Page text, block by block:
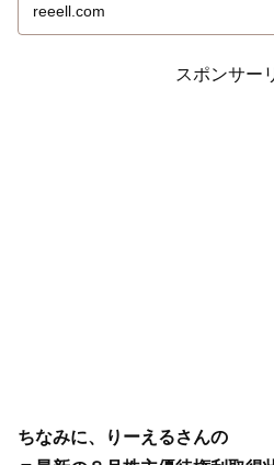
reeell.com
スポンサー
ちなみに、りーえるさんの